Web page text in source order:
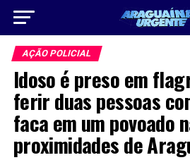
AÇÃO POLICIAL
Idoso é preso em
ferir duas pessoas
faca em um povoado
proximidades de